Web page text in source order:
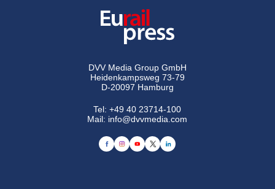
DVV Media Group GmbH
Heidenkampsweg 73-79
D-20097 Hamburg
Tel:+49 40 23714-100
Mail: info@dvvmedia.com